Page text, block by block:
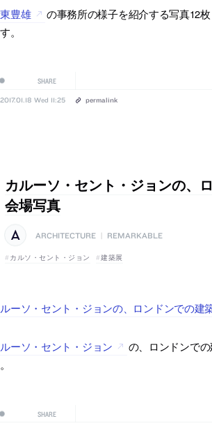
豊雄
の事務所の様子を紹介する写真12
。
SHARE
2017.01.18 Wed 11:25 permalink
カルーソ・セント・ジョンの、
会場写真
ARCHITECTURE | REMARKABLE
カルソ・セント・ジョン 建築展
ーソ・セント・ジョンの、ロンドンでの建
ーソ・セント・ジョン
の、ロンドンで
SHARE